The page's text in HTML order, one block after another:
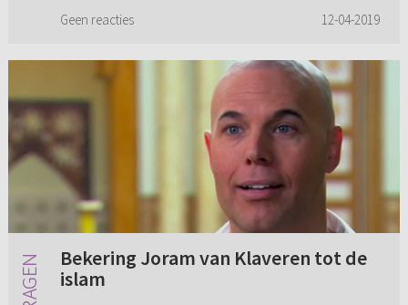
Geen reacties 12-04-2019
Bekering Joram van Klaveren tot de
islam